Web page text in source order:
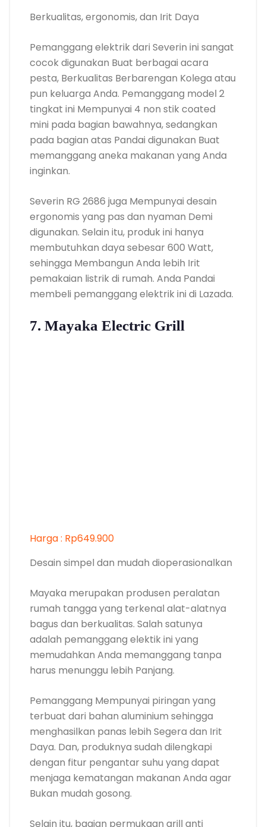
Berkualitas, ergonomis, dan Irit Daya
Pemanggang elektrik dari Severin ini sangat
cocok digunakan Buat berbagai acara
pesta, Berkualitas Berbarengan Kolega atau
pun keluarga Anda. Pemanggang model 2
tingkat ini Mempunyai 4 non stik coated
mini pada bagian bawahnya, sedangkan
pada bagian atas Pandai digunakan Buat
memanggang aneka makanan yang Anda
inginkan.
Severin RG 2686 juga Mempunyai desain
ergonomis yang pas dan nyaman Demi
digunakan. Selain itu, produk ini hanya
membutuhkan daya sebesar 600 Watt,
sehingga Membangun Anda lebih Irit
pemakaian listrik di rumah. Anda Pandai
membeli pemanggang elektrik ini di Lazada.
7. Mayaka Electric Grill
Harga : Rp649.900
Desain simpel dan mudah dioperasionalkan
Mayaka merupakan produsen peralatan
rumah tangga yang terkenal alat-alatnya
bagus dan berkualitas. Salah satunya
adalah pemanggang elektik ini yang
memudahkan Anda memanggang tanpa
harus menunggu lebih Panjang.
Pemanggang Mempunyai piringan yang
terbuat dari bahan aluminium sehingga
menghasilkan panas lebih Segera dan Irit
Daya. Dan, produknya sudah dilengkapi
dengan fitur pengantar suhu yang dapat
menjaga kematangan makanan Anda agar
Bukan mudah gosong.
Selain itu, bagian permukaan grill anti